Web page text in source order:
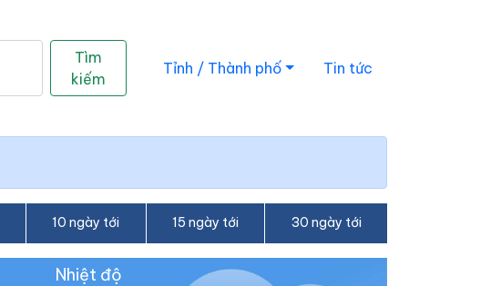
Tìm
kiếm
Tỉnh / Thành phố Tin tức
10 ngày tới 15 ngày tới 30 ngày tới
Nhiệt độ